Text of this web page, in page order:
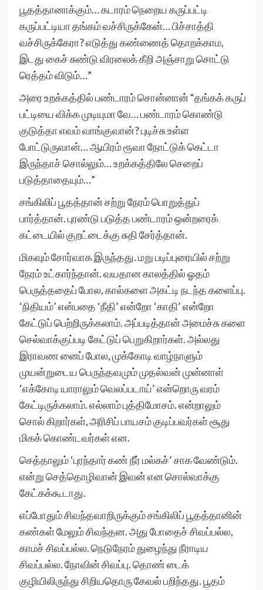
பூதத்தானாக்கும்… கடாரம் நெறைய கருப்பட்டி
கருப்பட்டியா தங்கம் வச்சிருக்கேன்… பிச்சாத்தி
வச்சிருக்கேரா? எடுத்து கண்ணைத் தொறக்காம,
இடது கைச் சுண்டு விரலைக் கீறி அஞ்சாறு சொட்டு
ரெத்தம் விடும்…”
அரை உறக்கத்தில் பண்டாரம் சொன்னான் “தங்கக் கருப்
பட்டியை விக்க முடியுமா வே… பண்டாரம் கொண்டு
குடுத்தா எவம் வாங்குவான்? புடிச்சு உள்ள
போட்டுருவான்… ஆயிரம் ரூவா நோட்டுக் கெட்டா
இருந்தாச் சொல்லும்… உறக்கத்திலே செறைப்
படுத்தாதையும்…”
சங்கிலிப் பூதத்தான் சற்று நேரம் பொறுத்துப்
பார்த்தான். புரண்டு படுத்த பண்டாரம் ஒன்றரைக்
கட்டையில் குறட்டைக்கு சுதி சேர்த்தான்.
மிகவும் சோர்வாக இருந்தது. மறு படிப்புரையில் சற்று
நேரம் உட்கார்ந்தான். வயதான காலத்தில் ஓதம்
பெருத்ததைப் போல, கால்களை அகட்டி நடந்த களைப்பு.
‘நிதியம்’ என்பதை ‘நீதி’ என்றோ ‘காதி’ என்றோ
கேட்டுப் பெற்றிருக்கலாம். அப்படித்தான் அமைச்சு களை
செல்வாக்குப்படி கேட்டுப் பெறுகிறார்கள். அல்லது
இராவண னைப் போல, முக்கோடி வாழ்நாளும்
முயன்றுடைய பெருந்தவமும் முதல்வன் முன்னாள்
‘எக்கோடி யாராலும் வெலப்படாய்’ என்றொரு வரம்
கேட்டிருக்கலாம். எல்லாம் புத்திமோசம். என்றாலும்
சொல் கிறார்கள், அரிசிப் பாயசம் குடிப்பவர்கள் சூது
மிகக் கொண்டவர்கள் என.
செத்தாலும் ‘புரந்தார் கண் நீர் மல்கச்’ சாக வேண்டும்.
என்று செத்தொழிவான் இவன் என சொல்வாக்கு
கேட்கக்கூடாது.
எப்போதும் சிவந்தவாறிருக்கும் சங்கிலிப் பூதத்தானின்
கண்கள் மேலும் சிவந்தன. அது போதைச் சிவப்பல்ல,
காமச் சிவப்பல்ல. நெடுநேரம் துழைந்து நீராடிய
சிவப்பல்ல. நோவின் சிவப்பு. தொண் டைக்
குழியிலிருந்து சிறியதொரு கேவல் பறிந்தது. பூதம்